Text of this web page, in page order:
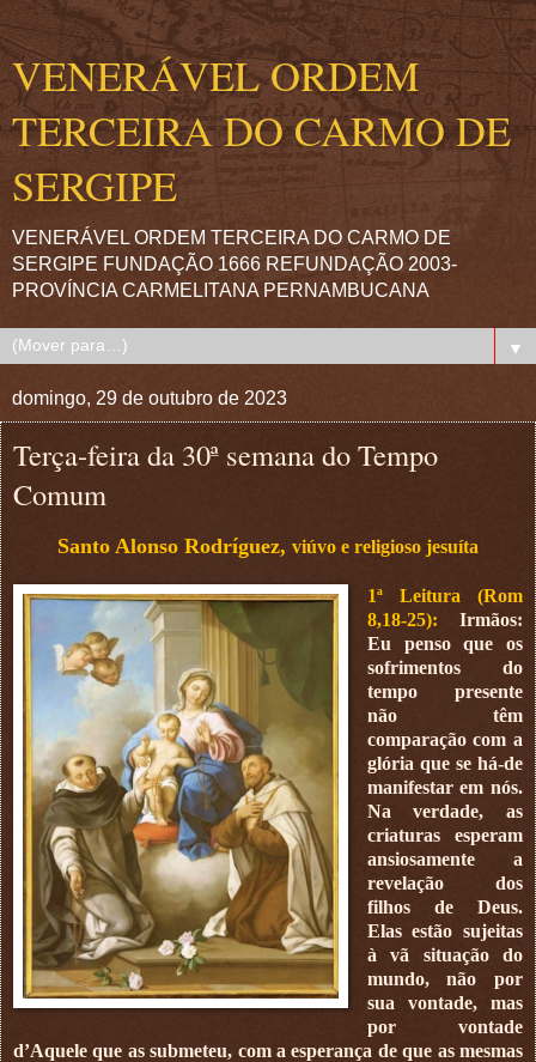
VENERÁVEL ORDEM
TERCEIRA DO CARMO DE
SERGIPE
VENERÁVEL ORDEM TERCEIRA DO CARMO DE
SERGIPE FUNDAÇÃO 1666 REFUNDAÇÃO 2003-
PROVÍNCIA CARMELITANA PERNAMBUCANA
▼
domingo, 29 de outubro de 2023
Terça-feira da 30ª semana do Tempo
Comum
Santo Alonso Rodríguez, viúvo e religioso jesuíta
1ª Leitura (Rom
8,18-25): Irmãos:
Eu penso que os
sofrimentos do
tempo presente
não têm
comparação com a
glória que se há-de
manifestar em nós.
Na verdade, as
criaturas esperam
ansiosamente a
revelação dos
filhos de Deus.
Elas estão sujeitas
à vã situação do
mundo, não por
sua vontade, mas
por vontade
d’Aquele que as submeteu, com a esperança de que as mesmas